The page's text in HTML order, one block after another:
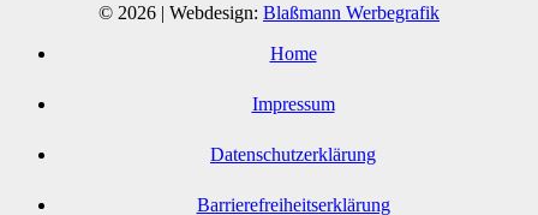
© 2026 | Webdesign: Blaßmann Werbegrafik
Home
Impressum
Datenschutzerklärung
Barrierefreiheitserklärung